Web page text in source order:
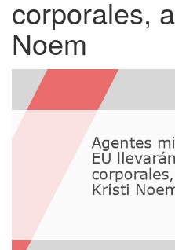
corporales,
Noem